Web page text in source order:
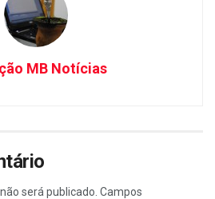
MB Notícias
será publicado. Campos